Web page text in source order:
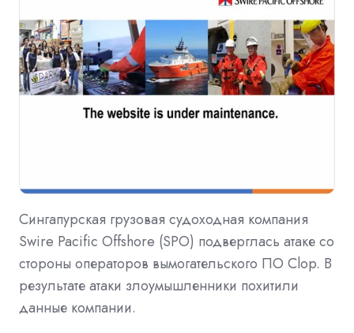
Сингапурская грузовая судоходная компания
Swire Pacific Offshore (SPO) подверглась атаке со
стороны операторов вымогательского ПО Clop. В
результате атаки злоумышленники похитили
данные компании.